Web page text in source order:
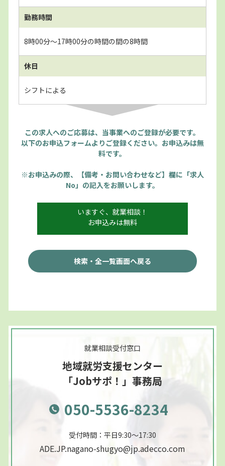
勤務時間
8時00分～17時00分の時間の間の8時間
休日
シフトによる
この求人へのご応募は、当事業へのご登録が必要です。
以下のお申込フォームよりご登録ください。お申込みは無
料です。
※お申込みの際、【備考・お問い合わせなど】欄に「求人
No」の記入をお願いします。
いますぐ、就業相談！
お申込みは無料
検索・全一覧画面へ戻る
就業相談受付窓口
地域就労支援センター
「Jobサポ！」事務局
050-5536-8234
受付時間：平日9:30～17:30
ADE.JP.nagano-shugyo@jp.adecco.com